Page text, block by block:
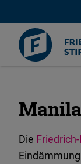
Direkt
Inhalt
Manila
Die